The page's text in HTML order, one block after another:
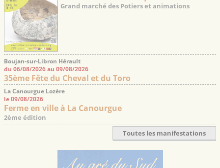
Grand marché des Potiers et animations
Boujan-sur-Libron Hérault
du 06/08/2026 au 09/08/2026
35ème Fête du Cheval et du Toro
La Canourgue Lozère
le 09/08/2026
Ferme en ville à La Canourgue
2ème édition
Toutes les manifestations